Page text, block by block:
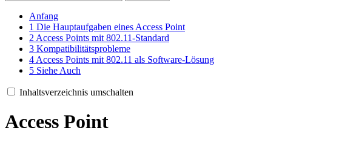
Anfang
1 Die Hauptaufgaben eines Access Point
2 Access Points mit 802.11-Standard
3 Kompatibilitätsprobleme
4 Access Points mit 802.11 als Software-Lösung
5 Siehe Auch
Inhaltsverzeichnis umschalten
Access Point